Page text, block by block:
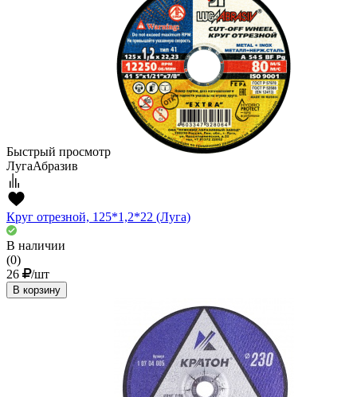
Быстрый просмотр
ЛугаАбразив
Круг отрезной, 125*1,2*22 (Луга)
В наличии
(0)
26
/шт
В корзину